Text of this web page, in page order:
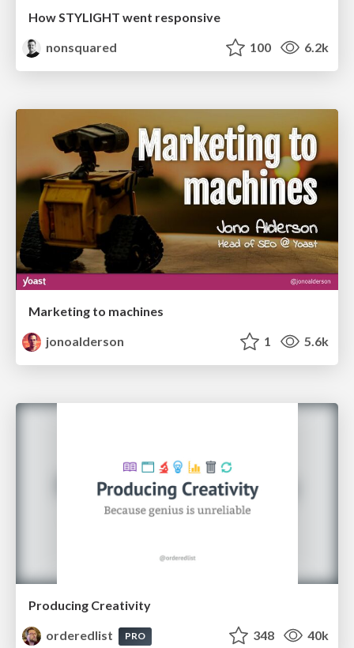
How STYLIGHT went responsive
nonsquared
100 6.2k
Marketing to machines
jonoalderson
1 5.6k
Producing Creativity
orderedlist
PRO 348 40k